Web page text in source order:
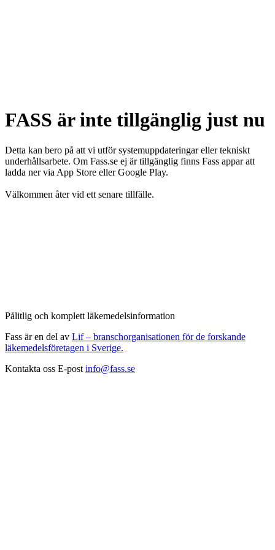
FASS är inte tillgänglig just nu
Detta kan bero på att vi utför systemuppdateringar eller tekniskt
underhållsarbete. Om Fass.se ej är tillgänglig finns Fass appar att
ladda ner via App Store eller Google Play.
Välkommen åter vid ett senare tillfälle.
Pålitlig och komplett läkemedelsinformation
Fass är en del av Lif – branschorganisationen för de forskande
läkemedelsföretagen i Sverige.
Kontakta oss E-post info@fass.se